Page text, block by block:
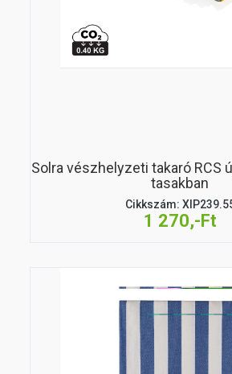
Solra vészhelyzeti takaró RCS
tasakban
Cikkszám:
1 270,-Ft